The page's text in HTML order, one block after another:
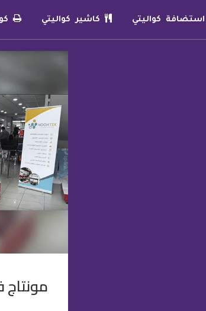
استضافة كواليتي كاشير كواليتي